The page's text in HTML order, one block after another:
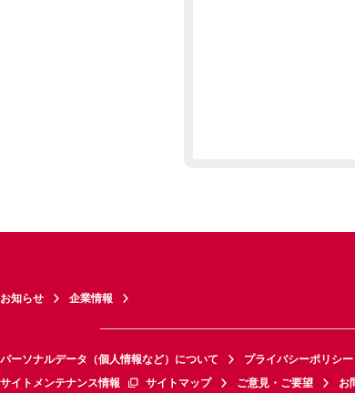
お知らせ 企業情報
パーソナルデータ（個人情報など）について プライバシーポリシー
サイトメンテナンス情報
サイトマップ ご意見・ご要望 お